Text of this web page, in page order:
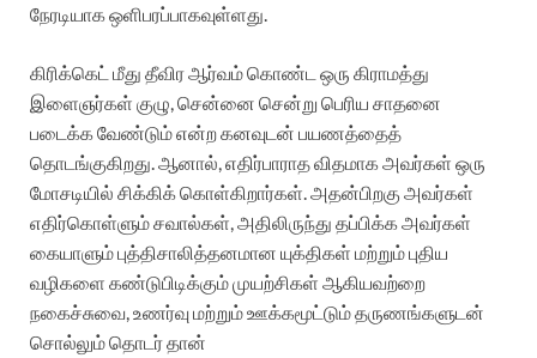
நேரடியாக ஒளிபரப்பாகவுள்ளது.
கிரிக்கெட் மீது தீவிர ஆர்வம் கொண்ட ஒரு கிராமத்து
இளைஞர்கள் குழு, சென்னை சென்று பெரிய சாதனை
படைக்க வேண்டும் என்ற கனவுடன் பயணத்தைத்
தொடங்குகிறது. ஆனால், எதிர்பாராத விதமாக அவர்கள் ஒரு
மோசடியில் சிக்கிக் கொள்கிறார்கள். அதன்பிறகு அவர்கள்
எதிர்கொள்ளும் சவால்கள், அதிலிருந்து தப்பிக்க அவர்கள்
கையாளும் புத்திசாலித்தனமான யுக்திகள் மற்றும் புதிய
வழிகளை கண்டுபிடிக்கும் முயற்சிகள் ஆகியவற்றை
நகைச்சுவை, உணர்வு மற்றும் ஊக்கமூட்டும் தருணங்களுடன்
சொல்லும் தொடர் தான்